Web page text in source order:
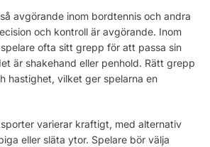
avgörande inom bordtennis och andra
och kontroll är avgörande. Inom
ofta sitt grepp för att passa sin
är shakehand eller penhold. Rätt grepp
hastighet, vilket ger spelarna en
varierar kraftigt, med alternativ
eller släta ytor. Spelare bör välja